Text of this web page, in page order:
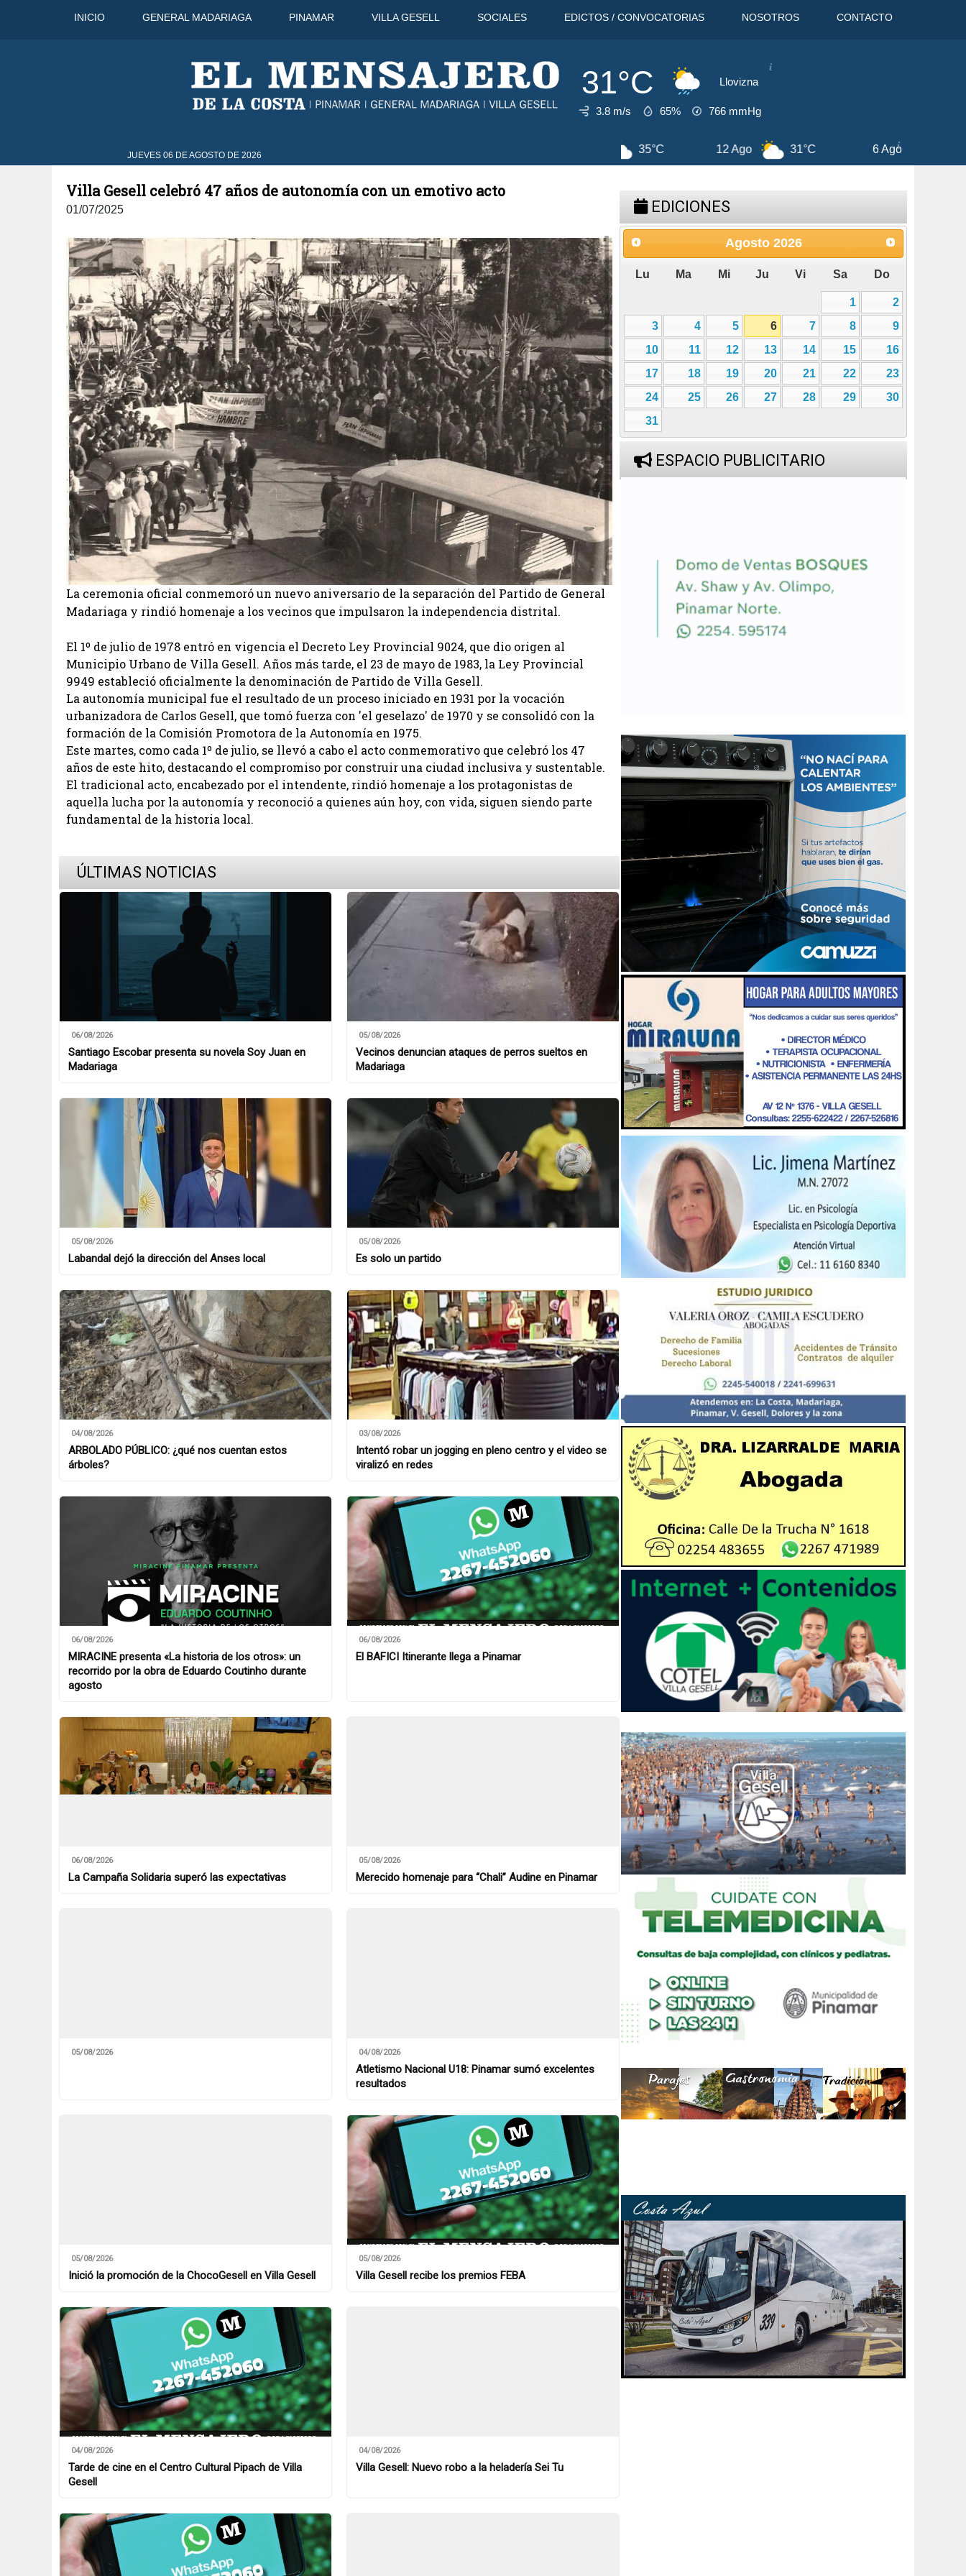
INICIO GENERAL MADARIAGA PINAMAR VILLA GESELL SOCIALES EDICTOS / CONVOCATORIAS NOSOTROS CONTACTO
31°C Llovizna
3.8 m/s 65% 766 mmHg
JUEVES 06 DE AGOSTO DE 2026
31°C 10 Ago 31°C 31°C
Villa Gesell celebró 47 años de autonomía con un emotivo acto
01/07/2025
La ceremonia oficial conmemoró un nuevo aniversario de la separación del Partido de General
Madariaga y rindió homenaje a los vecinos que impulsaron la independencia distrital.
El 1º de julio de 1978 entró en vigencia el Decreto Ley Provincial 9024, que dio origen al
Municipio Urbano de Villa Gesell. Años más tarde, el 23 de mayo de 1983, la Ley Provincial
9949 estableció oficialmente la denominación de Partido de Villa Gesell.
La autonomía municipal fue el resultado de un proceso iniciado en 1931 por la vocación
urbanizadora de Carlos Gesell, que tomó fuerza con 'el geselazo' de 1970 y se consolidó con la
formación de la Comisión Promotora de la Autonomía en 1975.
Este martes, como cada 1º de julio, se llevó a cabo el acto conmemorativo que celebró los 47
años de este hito, destacando el compromiso por construir una ciudad inclusiva y sustentable.
El tradicional acto, encabezado por el intendente, rindió homenaje a los protagonistas de
aquella lucha por la autonomía y reconoció a quienes aún hoy, con vida, siguen siendo parte
fundamental de la historia local.
ÚLTIMAS NOTICIAS
06/08/2026
Santiago Escobar presenta su novela Soy Juan en
Madariaga
05/08/2026
Vecinos denuncian ataques de perros sueltos en
Madariaga
05/08/2026
Labandal dejó la dirección del Anses local
05/08/2026
Es solo un partido
04/08/2026
ARBOLADO PÚBLICO: ¿qué nos cuentan estos
árboles?
03/08/2026
Intentó robar un jogging en pleno centro y el video se
viralizó en redes
06/08/2026
MIRACINE presenta «La historia de los otros»: un
recorrido por la obra de Eduardo Coutinho durante
agosto
06/08/2026
El BAFICI Itinerante llega a Pinamar
06/08/2026
La Campaña Solidaria superó las expectativas
05/08/2026
Merecido homenaje para “Chali” Audine en Pinamar
05/08/2026 04/08/2026
Atletismo Nacional U18: Pinamar sumó excelentes
resultados
05/08/2026
Inició la promoción de la ChocoGesell en Villa Gesell
05/08/2026
Villa Gesell recibe los premios FEBA
04/08/2026
Tarde de cine en el Centro Cultural Pipach de Villa
Gesell
04/08/2026
Villa Gesell: Nuevo robo a la heladería Sei Tu
EDICIONES
Agosto 2026
Lu Ma Mi Ju Vi Sa Do
1
2
3
4 5 6 7 8
9
10
11 12 13 14 15
16
17
18 19 20 21 22
23
24
25 26 27 28 29
30
31
ESPACIO PUBLICITARIO